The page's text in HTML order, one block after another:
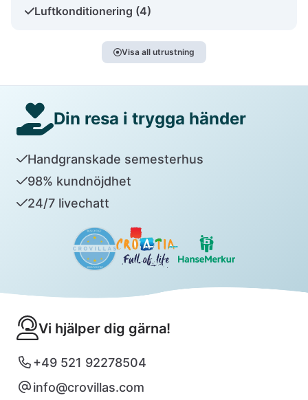
Luftkonditionering (4)
Visa all utrustning
Din resa i trygga händer
Handgranskade semesterhus
98% kundnöjdhet
24/7 livechatt
Vi hjälper dig gärna!
+49 521 92278504
info@crovillas.com